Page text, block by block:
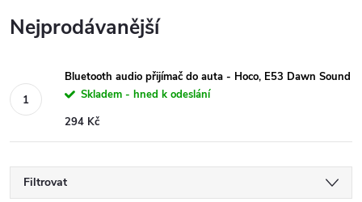
Nejprodávanější
Bluetooth audio přijímač do auta - Hoco, E53 Dawn Sound
Skladem - hned k odeslání
294 Kč
Filtrovat